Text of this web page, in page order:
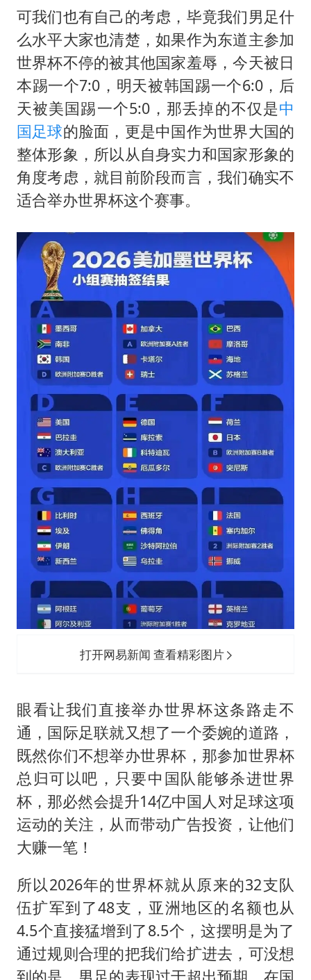
可我们也有自己的考虑，毕竟我们男足什
么水平大家也清楚，如果作为东道主参加
世界杯不停的被其他国家羞辱，今天被日
本踢一个7:0，明天被韩国踢一个6:0，后
天被美国踢一个5:0，那丢掉的不仅是中
国足球的脸面，更是中国作为世界大国的
整体形象，所以从自身实力和国家形象的
角度考虑，就目前阶段而言，我们确实不
适合举办世界杯这个赛事。
打开网易新闻 查看精彩图片
眼看让我们直接举办世界杯这条路走不
通，国际足联就又想了一个委婉的道路，
既然你们不想举办世界杯，那参加世界杯
总归可以吧，只要中国队能够杀进世界
杯，那必然会提升14亿中国人对足球这项
运动的关注，从而带动广告投资，让他们
大赚一笔！
所以2026年的世界杯就从原来的32支队
伍扩军到了48支，亚洲地区的名额也从
4.5个直接猛增到了8.5个，这摆明是为了
通过规则合理的把我们给扩进去，可没想